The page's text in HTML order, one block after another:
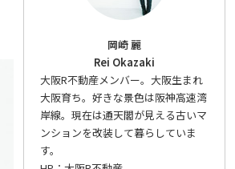
岡崎 麗
Rei Okazaki
大阪R不動産メンバー。大阪生まれ
大阪育ち。好きな景色は阪神高速湾
岸線。現在は通天閣が見える古いマ
ンションを改装して暮らしていま
す。